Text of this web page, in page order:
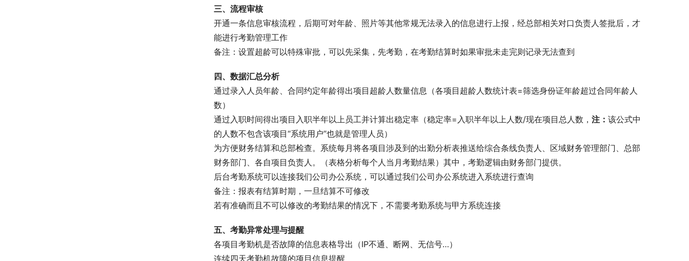
三、流程审核
开通一条信息审核流程，后期可对年龄、照片等其他常规无法录入的信息进行上报，经总部相关对口负责人签批后，才
能进行考勤管理工作
备注：设置超龄可以特殊审批，可以先采集，先考勤，在考勤结算时如果审批未走完则记录无法查到
四、数据汇总分析
通过录入人员年龄、合同约定年龄得出项目超龄人数量信息（各项目超龄人数统计表=筛选身份证年龄超过合同年龄人
数）
通过入职时间得出项目入职半年以上员工并计算出稳定率（稳定率=入职半年以上人数/现在项目总人数， 注： 该公式中
的人数不包含该项目“系统用户”也就是管理人员）
为方便财务结算和总部检查。系统每月将各项目涉及到的出勤分析表推送给综合条线负责人、区域财务管理部门、总部
财务部门、各自项目负责人。（表格分析每个人当月考勤结果）其中，考勤逻辑由财务部门提供。
后台考勤系统可以连接我们公司办公系统，可以通过我们公司办公系统进入系统进行查询
备注：报表有结算时期，一旦结算不可修改
若有准确而且不可以修改的考勤结果的情况下，不需要考勤系统与甲方系统连接
五、考勤异常处理与提醒
各项目考勤机是否故障的信息表格导出（IP不通、断网、无信号…）
连续四天考勤机故障的项目信息提醒